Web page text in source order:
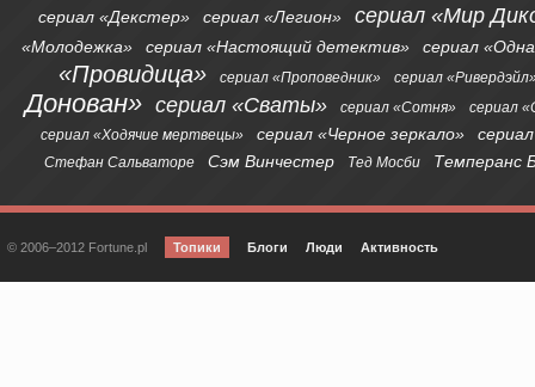
сериал «Декстер» сериал «Легион» сериал «Мир
«Молодежка» сериал «Настоящий детектив» сериал
«Провидица» сериал «Проповедник» сериал
Донован» сериал «Сваты» сериал «Сотня»
сериал
сериал «Ходячие мертвецы»
сериал «Черное зеркало»
Стефан Сальваторе Сэм Винчестер Тед Мосби Темперанс
© 2006–2012 Fortune.pl Топики Блоги Люди Активность